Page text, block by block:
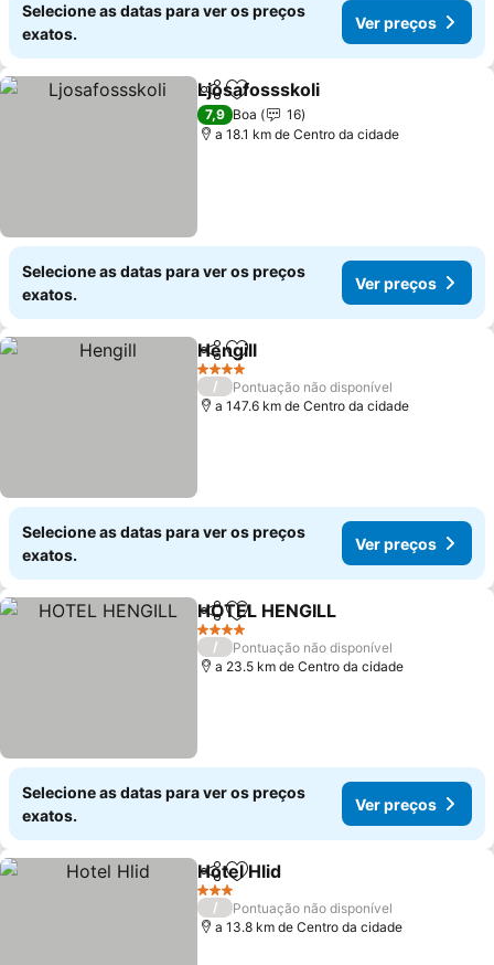
Selecione as datas para ver os preços
exatos.
Ver preços
PartilharAdicionar aos favoritos
Ljosafossskoli
7,9 Boa
16
a 18.1 km de Centro da cidade
Selecione as datas para ver os preços
exatos.
Ver preços
PartilharAdicionar aos favoritos
Hengill
4 Estrelas
/
Pontuação não disponível
a 147.6 km de Centro da cidade
Selecione as datas para ver os preços
exatos.
Ver preços
PartilharAdicionar aos favoritos
HOTEL HENGILL
4 Estrelas
/
Pontuação não disponível
a 23.5 km de Centro da cidade
Selecione as datas para ver os preços
exatos.
Ver preços
PartilharAdicionar aos favoritos
Hotel Hlid
3 Estrelas
/
Pontuação não disponível
a 13.8 km de Centro da cidade